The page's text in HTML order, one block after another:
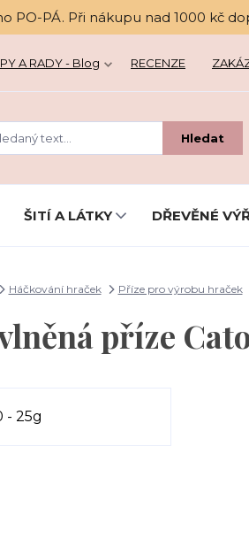
PO-PÁ. Při nákupu nad 1000 kč
A RADY - Blog RECENZE
Hledat
ŠITÍ A LÁTKY DŘEVĚNÉ
Háčkování hraček Příze pro výrobu hraček
příze